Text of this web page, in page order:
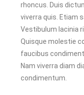
rhoncus. Duis
viverra quis. Etiam
Vestibulum lacinia
Quisque molestie
faucibus
Nam viverra diam
condimentum.